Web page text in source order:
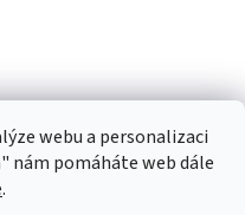
webu a personalizaci
nám pomáháte web dále
.